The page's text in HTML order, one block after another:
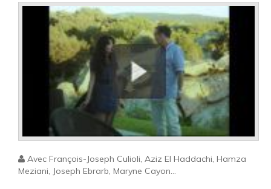
Avec François-Joseph Culioli, Aziz El Haddachi, Hamza
Meziani, Joseph Ebrarb, Maryne Cayon...